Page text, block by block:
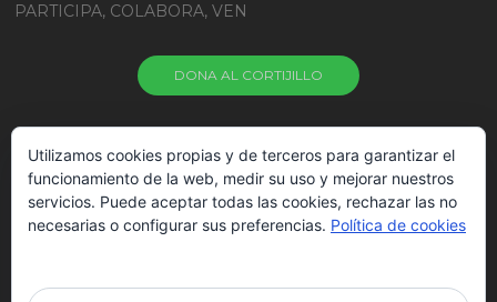
PARTICIPA, COLABORA, VEN
DONA AL CORTIJILLO
HAZTE VOLUNTARIO
VEN A VISITARNOS
Utilizamos cookies propias y de terceros para garantizar el
funcionamiento de la web, medir su uso y mejorar nuestros
servicios. Puede aceptar todas las cookies, rechazar las no
necesarias o configurar sus preferencias. Política de cookies